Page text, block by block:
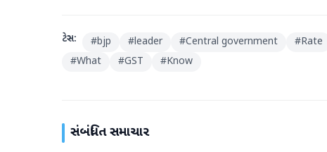
ટેગ્સ: #bjp #leader #Central government #Rate
#What #GST #Know
સંબંધિત સમાચાર